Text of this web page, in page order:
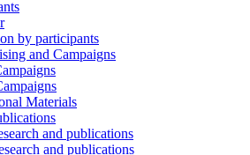
by participants
and Campaigns
Materials
and publications
and publications